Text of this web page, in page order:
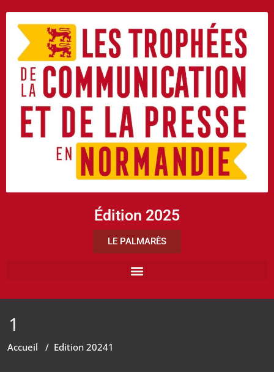
Édition 2025
LE PALMARÈS
1
Accueil / Edition 20241